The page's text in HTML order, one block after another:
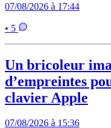
07/08/2026 à 17:44
• 5
Un bricoleur
d’empreintes
clavier Apple
07/08/2026 à 15:36